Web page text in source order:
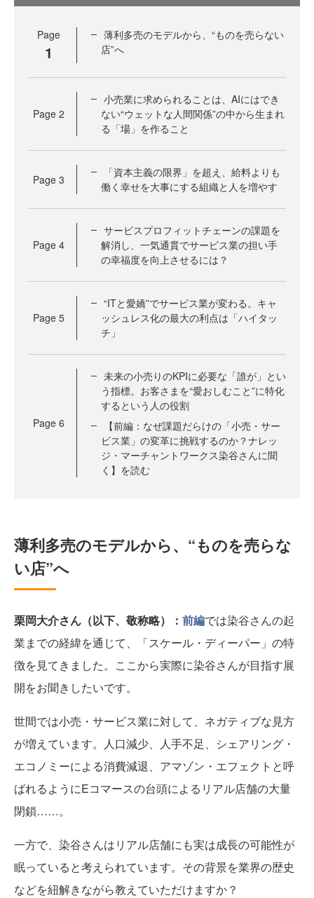
Page
1
薄利多売のモデルから、“ものを売らない
店”へ
Page 2
小売業に求められることは、AIにはでき
ない“ウェットな人間関係”の中から生まれ
る「場」を作ること
Page 3
「資本主義の限界」を超え、給料よりも
働く幸せを大事にする組織と人を増やす
Page 4
サービスプロフィットチェーンの課題を
解消し、一気通貫でサービス業の担い手
の幸福度を向上させるには？
Page 5
“ITと愛嬌”でサービス業が変わる。キャ
ッシュレス化の最大の利点は「ハイタッ
チ」
Page 6
未来の小売りのKPIに必要な「誰が」とい
う指標。お客さまを“愛おしむこと”に特化
するという人の役割
【前編：なぜ課題だらけの「小売・サー
ビス業」の変革に挑戦するのか？ナレッ
ジ・マーチャントワークス染谷さんに聞
く】を読む
薄利多売のモデルから、“ものを売らな
い店”へ
栗岡大介さん（以下、敬称略）： 前編では染谷さんの起
業までの経緯を通じて、「スケール・ディーパー」の特
徴を見てきました。ここから実際に染谷さんが目指す展
開をお聞きしたいです。
世間では小売・サービス業に対して、ネガティブな見方
が増えています。人口減少、人手不足、シェアリング・
エコノミーによる消費減退、アマゾン・エフェクトと呼
ばれるようにEコマースの台頭によるリアル店舗の大量
閉鎖……。
一方で、染谷さんはリアル店舗にも実は成長の可能性が
眠っていると考えられています。その背景を業界の歴史
などを紐解きながら教えていただけますか？